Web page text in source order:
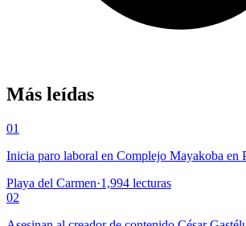
Más leídas
01
Inicia paro laboral en Complejo Mayakoba en
Playa del Carmen·1,994 lecturas
02